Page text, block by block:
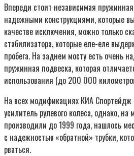
Впереди стоит независимая
надежными конструкциями, которые
качестве исключения, можно только
стабилизатора, которые еле-еле
пробега. На заднем мосту есть очень
пружинная подвеска, которая
использования (до 200 000
На всех модификациях КИА Спортейдж
усилитель рулевого колеса, однако, на
производили до 1999 года, нашлось
с надежностью «обратной» трубки,
рваться.